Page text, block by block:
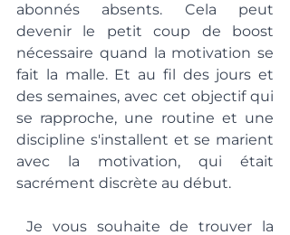
abonnés absents. Cela peut
devenir le petit coup de boost
nécessaire quand la motivation se
fait la malle. Et au fil des jours et
des semaines, avec cet objectif qui
se rapproche, une routine et une
discipline s'installent et se marient
avec la motivation, qui était
sacrément discrète au début.